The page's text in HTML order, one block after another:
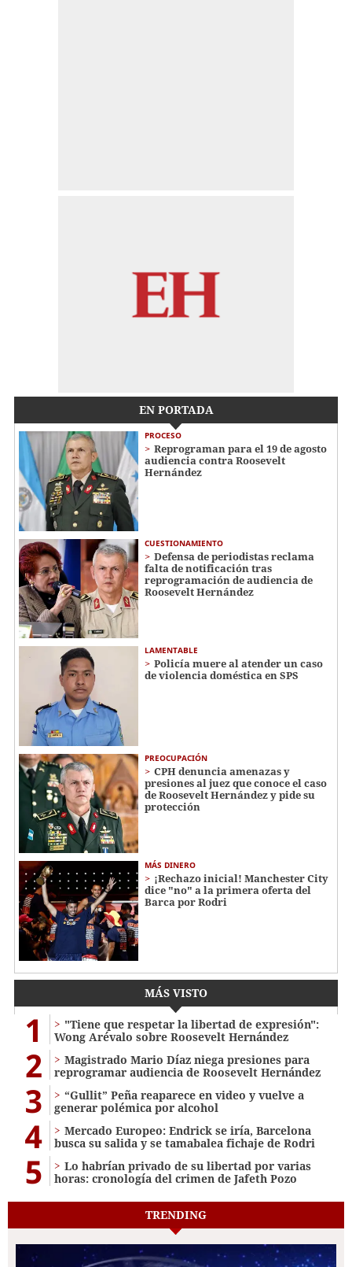
EN PORTADA
PROCESO
Reprograman para el 19 de agosto
audiencia contra Roosevelt
Hernández
CUESTIONAMIENTO
Defensa de periodistas reclama
falta de notificación tras
reprogramación de audiencia de
Roosevelt Hernández
LAMENTABLE
Policía muere al atender un caso
de violencia doméstica en SPS
PREOCUPACIÓN
CPH denuncia amenazas y
presiones al juez que conoce el caso
de Roosevelt Hernández y pide su
protección
MÁS DINERO
¡Rechazo inicial! Manchester City
dice "no" a la primera oferta del
Barca por Rodri
MÁS VISTO
1
"Tiene que respetar la libertad de expresión":
Wong Arévalo sobre Roosevelt Hernández
2
Magistrado Mario Díaz niega presiones para
reprogramar audiencia de Roosevelt Hernández
3
“Gullit” Peña reaparece en video y vuelve a
generar polémica por alcohol
4
Mercado Europeo: Endrick se iría, Barcelona
busca su salida y se tamabalea fichaje de Rodri
5
Lo habrían privado de su libertad por varias
horas: cronología del crimen de Jafeth Pozo
TRENDING